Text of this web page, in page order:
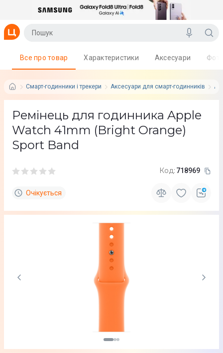
Смарт-годинники і трекери Аксесуари для смарт-годинників
Все про товар Характеристики Аксесуари
Ремінець для годинника Apple
Watch 41mm (Bright Orange)
Sport Band
Код: 718969
Очікується